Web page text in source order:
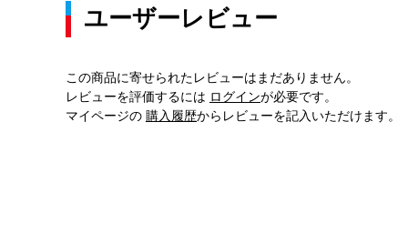
ユーザーレビュー
この商品に寄せられたレビューはまだありません。
レビューを評価するには ログインが必要です。
マイページの 購入履歴からレビューを記入いただけます。